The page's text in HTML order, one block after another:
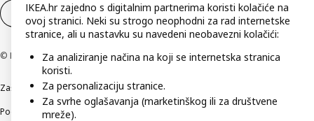
Postavke kolačića HR
© Inter IKEA Systems B.V 1999-2026
Zaštita privatnostiKako koristimo kolačiće (Cookies)
Podaci o tvrtki IKEA Hrvatska
Etično otkrivanje sigurnosnih nedostataka
IKEA.hr zajedno s digitalnim partnerima koristi kolačiće na
ovoj stranici. Neki su strogo neophodni za rad internetske
stranice, ali u nastavku su navedeni neobavezni kolačići:
Za analiziranje načina na koji se internetska stranica
koristi.
Za personalizaciju stranice.
Za svrhe oglašavanja (marketinškog ili za društvene
mreže).